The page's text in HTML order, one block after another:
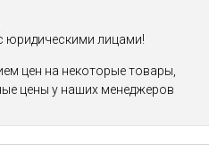
юридическими лицами!
цен на некоторые товары,
цены у наших менеджеров